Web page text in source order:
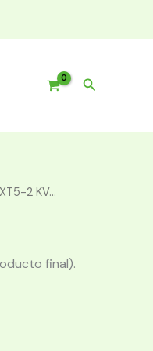
Buscar
2 KV...
final).